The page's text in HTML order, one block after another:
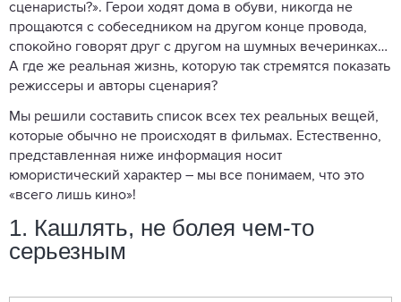
сценаристы?». Герои ходят дома в обуви, никогда не
прощаются с собеседником на другом конце провода,
спокойно говорят друг с другом на шумных вечеринках…
А где же реальная жизнь, которую так стремятся показать
режиссеры и авторы сценария?
Мы решили составить список всех тех реальных вещей,
которые обычно не происходят в фильмах. Естественно,
представленная ниже информация носит
юмористический характер – мы все понимаем, что это
«всего лишь кино»!
1. Кашлять, не болея чем-то
серьезным